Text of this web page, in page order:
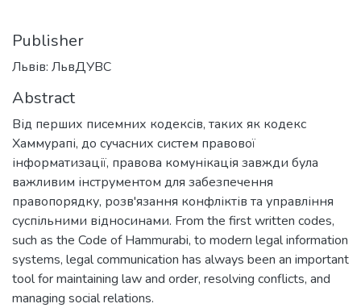
Publisher
Львів: ЛьвДУВС
Abstract
Від перших писемних кодексів, таких як кодекс
Хаммурапі, до сучасних систем правової
інформатизації, правова комунікація завжди була
важливим інструментом для забезпечення
правопорядку, розв'язання конфліктів та управління
суспільними відносинами. From the first written codes,
such as the Code of Hammurabi, to modern legal information
systems, legal communication has always been an important
tool for maintaining law and order, resolving conflicts, and
managing social relations.